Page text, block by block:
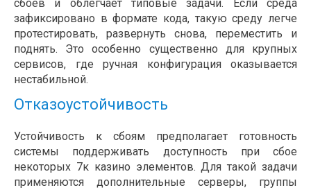
сбоев и облегчает типовые задачи. Если среда
зафиксировано в формате кода, такую среду легче
протестировать, развернуть снова, переместить и
поднять. Это особенно существенно для крупных
сервисов, где ручная конфигурация оказывается
нестабильной.
Отказоустойчивость
Устойчивость к сбоям предполагает готовность
системы поддерживать доступность при сбое
некоторых 7к казино элементов. Для такой задачи
применяются дополнительные серверы, группы